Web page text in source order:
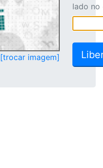
[trocar imagem]
lado no